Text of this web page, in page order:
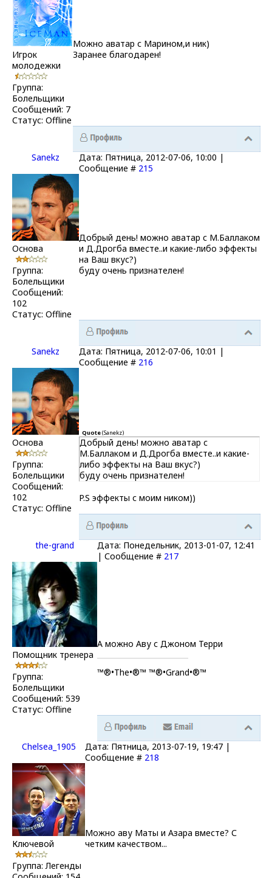
Игрок
молодежки
Группа:
Болельщики
Сообщений: 7
Статус: Offline
Можно аватар с Марином,и ник)
Заранее благодарен!
Sanekz
Дата: Пятница, 2012-07-06, 10:00 |
Сообщение # 215
Основа
Группа:
Болельщики
Сообщений:
102
Статус: Offline
Добрый день! можно аватар с М.Баллаком
и Д.Дрогба вместе..и какие-либо эффекты
на Ваш вкус?)
буду очень признателен!
Sanekz
Дата: Пятница, 2012-07-06, 10:01 |
Сообщение # 216
Основа
Группа:
Болельщики
Сообщений:
102
Статус: Offline
Quote(Sanekz)
Добрый день! можно аватар с
М.Баллаком и Д.Дрогба вместе..и какие-
либо эффекты на Ваш вкус?)
буду очень признателен!
P.S эффекты с моим ником))
the-grand
Дата: Понедельник, 2013-01-07, 12:41
| Сообщение # 217
Помощник тренера
Группа:
Болельщики
Сообщений: 539
Статус: Offline
А можно Аву с Джоном Терри
™®•The•®™ ™®•Grand•®™
Chelsea_1905
Дата: Пятница, 2013-07-19, 19:47 |
Сообщение # 218
Ключевой
Группа: Легенды
Можно аву Маты и Азара вместе? С
четким качеством...